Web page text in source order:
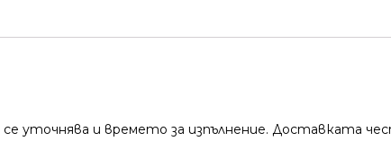
се уточнява и времето за изпълнение. Доставката